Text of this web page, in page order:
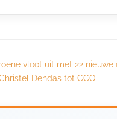
vloot uit met 22
Dendas tot CCO